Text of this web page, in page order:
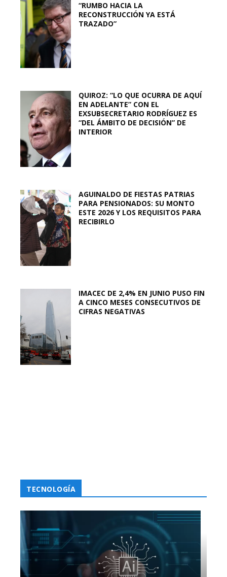
“RUMBO HACIA LA
RECONSTRUCCIÓN YA ESTÁ
TRAZADO”
QUIROZ: “LO QUE OCURRA DE AQUÍ
EN ADELANTE” CON EL
EXSUBSECRETARIO RODRÍGUEZ ES
“DEL ÁMBITO DE DECISIÓN” DE
INTERIOR
AGUINALDO DE FIESTAS PATRIAS
PARA PENSIONADOS: SU MONTO
ESTE 2026 Y LOS REQUISITOS PARA
RECIBIRLO
IMACEC DE 2,4% EN JUNIO PUSO FIN
A CINCO MESES CONSECUTIVOS DE
CIFRAS NEGATIVAS
TECNOLOGÍA